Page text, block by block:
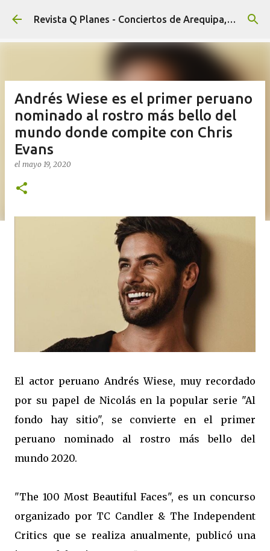
Ir al contenido principal Revista Q Planes - Conciertos de Arequipa, fiestas, eventos y Cultura
Andrés Wiese es el primer peruano
nominado al rostro más bello del
mundo donde compite con Chris
Evans
el mayo 19, 2020
El actor peruano Andrés Wiese, muy recordado
por su papel de Nicolás en la popular serie "Al
fondo hay sitio", se convierte en el primer
peruano nominado al rostro más bello del
mundo 2020.
"The 100 Most Beautiful Faces", es un concurso
organizado por TC Candler & The Independent
Critics que se realiza anualmente, publicó una